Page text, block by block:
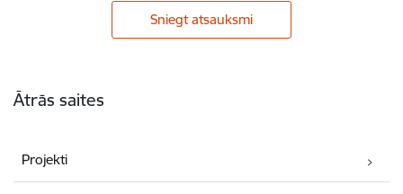
Sniegt atsauksmi
Ātrās saites
Projekti